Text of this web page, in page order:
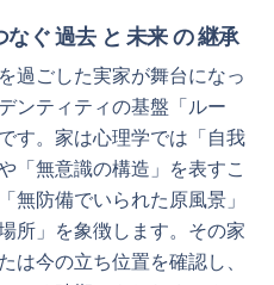
なぐ 過去 と 未来 の 継承
過ごした実家が舞台になっ
ンティティの基盤「ルー
す。家は心理学では「自我
「無意識の構造」を表すこ
無防備でいられた原風景」
所」を象徴します。その家
は今の立ち位置を確認し、